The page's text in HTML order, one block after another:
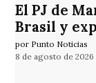
El PJ de
Brasil y
por Punto Noticias
8 de agosto de 2026